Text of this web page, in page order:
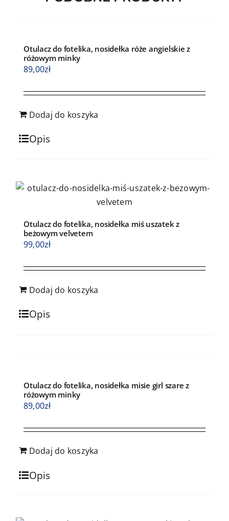
Otulacz do fotelika, nosidełka róże angielskie z
różowym minky
89,00zł
Dodaj do koszyka
Opis
Otulacz do fotelika, nosidełka miś uszatek z
beżowym velvetem
99,00zł
Dodaj do koszyka
Opis
Otulacz do fotelika, nosidełka misie girl szare z
różowym minky
89,00zł
Dodaj do koszyka
Opis